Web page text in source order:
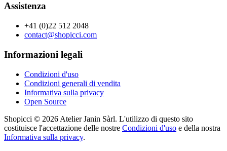
Assistenza
+41 (0)22 512 2048
contact@shopicci.com
Informazioni legali
Condizioni d'uso
Condizioni generali di vendita
Informativa sulla privacy
Open Source
Shopicci © 2026 Atelier Janin Sàrl. L'utilizzo di questo sito
costituisce l'accettazione delle nostre Condizioni d'uso e della nostra
Informativa sulla privacy.